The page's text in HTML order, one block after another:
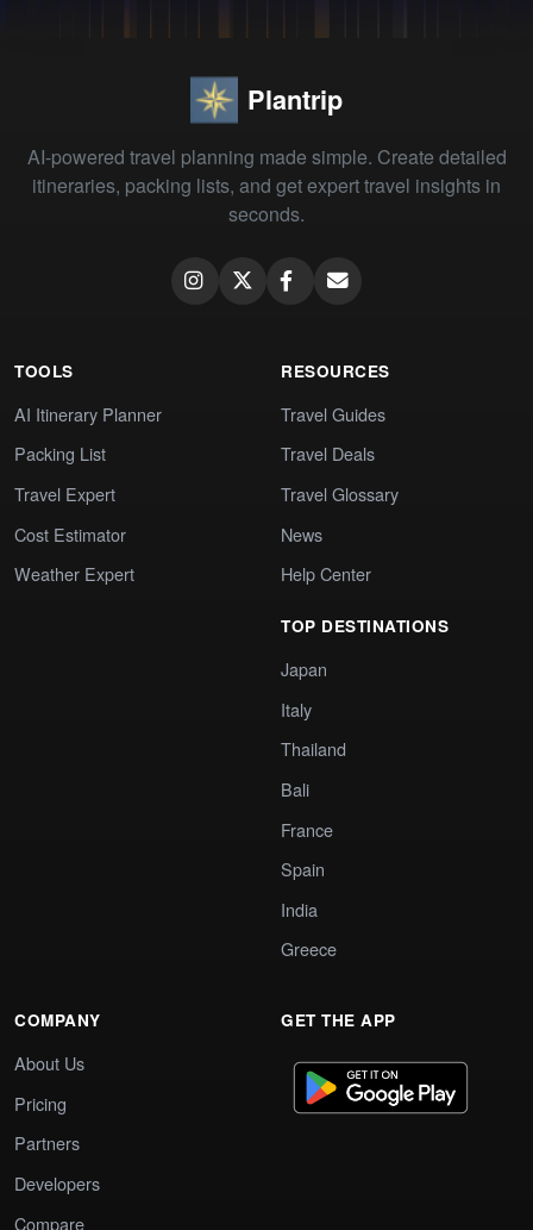
Plantrip
AI-powered travel planning made simple. Create detailed
itineraries, packing lists, and get expert travel insights in
seconds.
TOOLS
AI Itinerary Planner
Packing List
Travel Expert
Cost Estimator
Weather Expert
RESOURCES
Travel Guides
Travel Deals
Travel Glossary
News
Help Center
TOP DESTINATIONS
Japan
Italy
Thailand
Bali
France
Spain
India
Greece
COMPANY
About Us
Pricing
Partners
Developers
Compare
GET THE APP